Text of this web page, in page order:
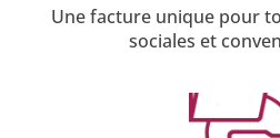
Une facture unique pour
sociales et